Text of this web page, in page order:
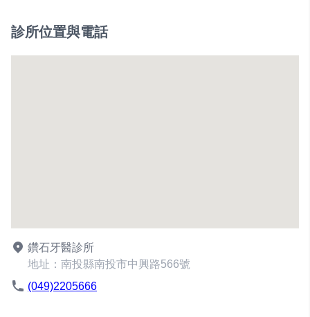
診所位置與電話
鑽石牙醫診所
地址：南投縣南投市中興路566號
(049)2205666